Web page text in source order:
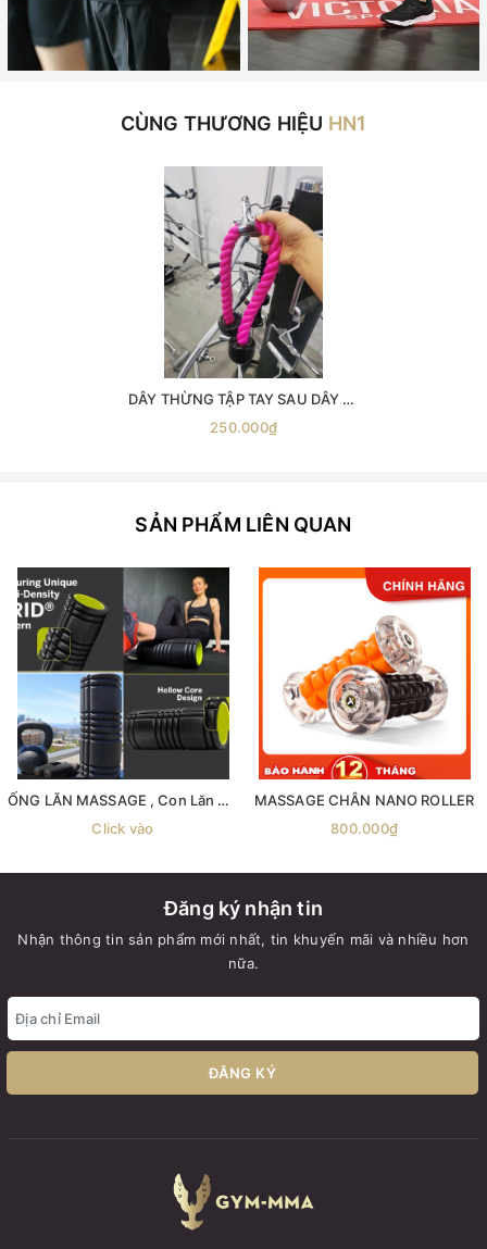
CÙNG THƯƠNG HIỆU HN1
DÂY THỪNG TẬP TAY SAU DÂY KÉO CÁP ( phụ kiện số 4 ) -dây thừng kéo xô -dây thừng tập xô -dây thừng tập tay- sau phụ kiện kéo xô dây đôi tập tay sau dây đôi tập xô tay
250.000₫
SẢN PHẨM LIÊN QUAN
ỐNG LĂN MASSAGE , Con Lăn Massage. Phục Hồi Cơ Foam Roller Tập GYM | Yoga Mát Xa Dãn Cơ Tập Gym con lăn giãn cơ ống lăn giãn cơ ống lăn massage
Click vào
MASSAGE CHÂN NANO ROLLER
800.000₫
Đăng ký nhận tin
Nhận thông tin sản phẩm mới nhất, tin khuyến mãi và nhiều hơn
nữa.
ĐĂNG KÝ